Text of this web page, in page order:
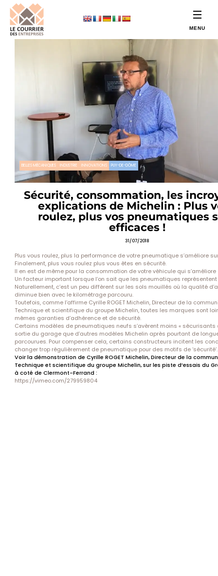
BELLES MÉCANIQUES INDUSTRIE INNOVATIONS PUY-DE-DÔME
Sécurité, consommation, les
explications de Michelin : Plus
roulez, plus vos pneumatiques
efficaces !
31/07/2018
Plus vous roulez, plus la performance de votre pneumatique s’améliore
Finalement, plus vous roulez plus vous êtes en sécurité.
Il en est de même pour la consommation de votre véhicule qui
Un facteur important lorsque l’on sait que les pneumatiques représentent
Naturellement, c’est un peu diffèrent sur les sols mouillés où la qualité
diminue bien avec le kilométrage parcouru.
Toutefois, comme l’affirme Cyrille ROGET Michelin, Directeur de la
Technique et scientifique du groupe Michelin, toutes les marques sont
mêmes garanties d’adhérence et de sécurité.
Certains modèles de pneumatiques neufs s’avèrent moins « sécurisants
sortie du garage que d’autres modèles Michelin après pourtant de
parcourues. Pour compenser cela, certains constructeurs incitent les
changer trop régulièrement de pneumatique pour des motifs de ‘sécurité’.
Voir la démonstration de Cyrille ROGET Michelin, Directeur de la
Technique et scientifique du groupe Michelin, sur les piste d’essais du
à coté de Clermont-Ferrand :
https://vimeo.com/279959804